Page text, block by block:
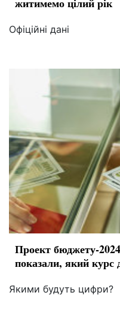
Офіційні дані
Проект бюджету-
показали, який курс
Якими будуть цифри?